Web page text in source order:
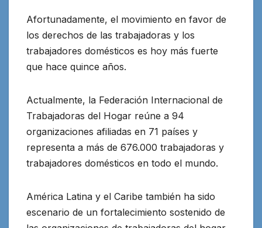
Afortunadamente, el movimiento en favor de
los derechos de las trabajadoras y los
trabajadores domésticos es hoy más fuerte
que hace quince años.
Actualmente, la Federación Internacional de
Trabajadoras del Hogar reúne a 94
organizaciones afiliadas en 71 países y
representa a más de 676.000 trabajadoras y
trabajadores domésticos en todo el mundo.
América Latina y el Caribe también ha sido
escenario de un fortalecimiento sostenido de